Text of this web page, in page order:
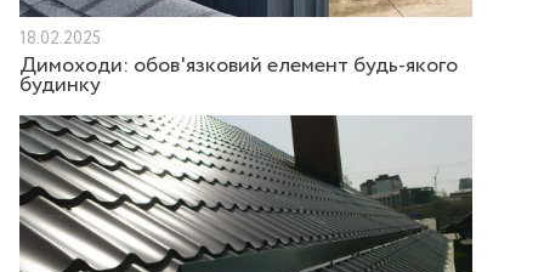
18.02.2025
Димоходи: обов'язковий елемент будь-якого
будинку